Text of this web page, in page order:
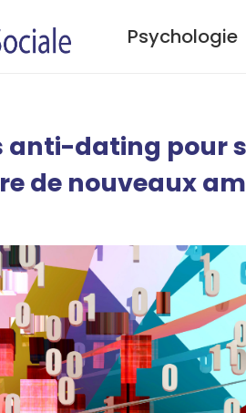
Psychologie
anti-dating pour
de nouveaux